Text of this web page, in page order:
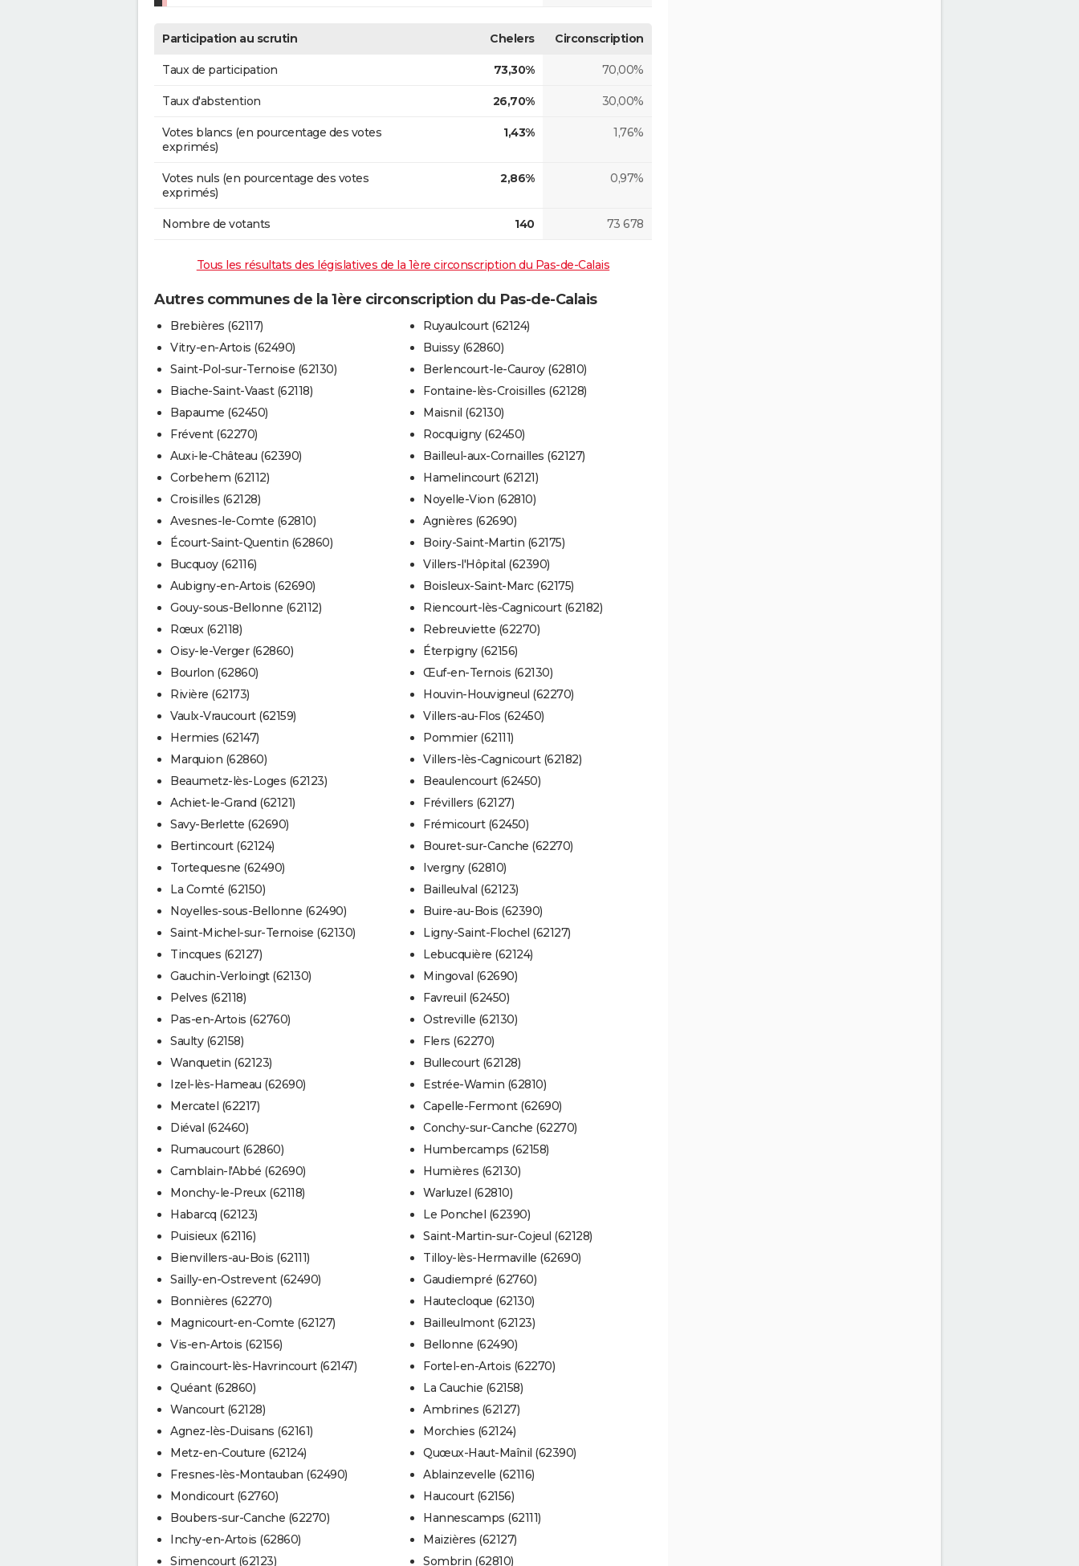
Participation au scrutin Chelers Circonscription
Taux de participation 73,30% 70,00%
Taux d'abstention 26,70% 30,00%
Votes blancs (en pourcentage des votes
exprimés)
1,43% 1,76%
Votes nuls (en pourcentage des votes
exprimés)
2,86% 0,97%
Nombre de votants 140 73 678
Tous les résultats des législatives de la 1ère circonscription du Pas-de-Calais
Autres communes de la 1ère circonscription du Pas-de-Calais
Brebières (62117)
Vitry-en-Artois (62490)
Saint-Pol-sur-Ternoise (62130)
Biache-Saint-Vaast (62118)
Bapaume (62450)
Frévent (62270)
Auxi-le-Château (62390)
Corbehem (62112)
Croisilles (62128)
Avesnes-le-Comte (62810)
Écourt-Saint-Quentin (62860)
Bucquoy (62116)
Aubigny-en-Artois (62690)
Gouy-sous-Bellonne (62112)
Rœux (62118)
Oisy-le-Verger (62860)
Bourlon (62860)
Rivière (62173)
Vaulx-Vraucourt (62159)
Hermies (62147)
Marquion (62860)
Beaumetz-lès-Loges (62123)
Achiet-le-Grand (62121)
Savy-Berlette (62690)
Bertincourt (62124)
Tortequesne (62490)
La Comté (62150)
Noyelles-sous-Bellonne (62490)
Saint-Michel-sur-Ternoise (62130)
Tincques (62127)
Gauchin-Verloingt (62130)
Pelves (62118)
Pas-en-Artois (62760)
Saulty (62158)
Wanquetin (62123)
Izel-lès-Hameau (62690)
Mercatel (62217)
Diéval (62460)
Rumaucourt (62860)
Camblain-l'Abbé (62690)
Monchy-le-Preux (62118)
Habarcq (62123)
Puisieux (62116)
Bienvillers-au-Bois (62111)
Sailly-en-Ostrevent (62490)
Bonnières (62270)
Magnicourt-en-Comte (62127)
Vis-en-Artois (62156)
Graincourt-lès-Havrincourt (62147)
Quéant (62860)
Wancourt (62128)
Agnez-lès-Duisans (62161)
Metz-en-Couture (62124)
Fresnes-lès-Montauban (62490)
Mondicourt (62760)
Boubers-sur-Canche (62270)
Inchy-en-Artois (62860)
Simencourt (62123)
Ruyaulcourt (62124)
Buissy (62860)
Berlencourt-le-Cauroy (62810)
Fontaine-lès-Croisilles (62128)
Maisnil (62130)
Rocquigny (62450)
Bailleul-aux-Cornailles (62127)
Hamelincourt (62121)
Noyelle-Vion (62810)
Agnières (62690)
Boiry-Saint-Martin (62175)
Villers-l'Hôpital (62390)
Boisleux-Saint-Marc (62175)
Riencourt-lès-Cagnicourt (62182)
Rebreuviette (62270)
Éterpigny (62156)
Œuf-en-Ternois (62130)
Houvin-Houvigneul (62270)
Villers-au-Flos (62450)
Pommier (62111)
Villers-lès-Cagnicourt (62182)
Beaulencourt (62450)
Frévillers (62127)
Frémicourt (62450)
Bouret-sur-Canche (62270)
Ivergny (62810)
Bailleulval (62123)
Buire-au-Bois (62390)
Ligny-Saint-Flochel (62127)
Lebucquière (62124)
Mingoval (62690)
Favreuil (62450)
Ostreville (62130)
Flers (62270)
Bullecourt (62128)
Estrée-Wamin (62810)
Capelle-Fermont (62690)
Conchy-sur-Canche (62270)
Humbercamps (62158)
Humières (62130)
Warluzel (62810)
Le Ponchel (62390)
Saint-Martin-sur-Cojeul (62128)
Tilloy-lès-Hermaville (62690)
Gaudiempré (62760)
Hautecloque (62130)
Bailleulmont (62123)
Bellonne (62490)
Fortel-en-Artois (62270)
La Cauchie (62158)
Ambrines (62127)
Morchies (62124)
Quœux-Haut-Maînil (62390)
Ablainzevelle (62116)
Haucourt (62156)
Hannescamps (62111)
Maizières (62127)
Sombrin (62810)